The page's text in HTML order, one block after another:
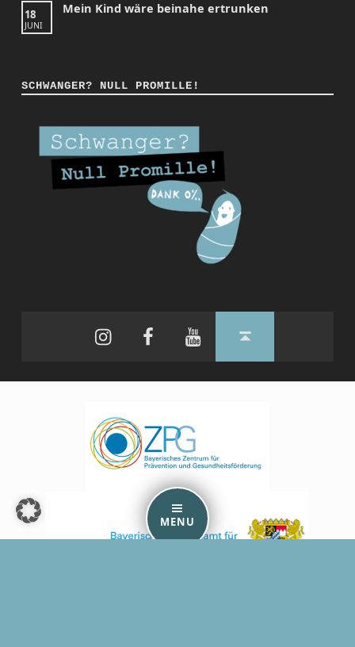
MENU
18
JUNI
Mein Kind wäre beinahe ertrunken
SCHWANGER? NULL PROMILLE!
FacebookYouTubeBack to top ↑